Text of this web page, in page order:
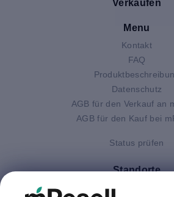
Verkaufen
Menu
Kontakt
FAQ
Datenschutz
AGB für den Verkauf an
AGB für den Kauf bei
Status prüfen
Standorte
Deutschland